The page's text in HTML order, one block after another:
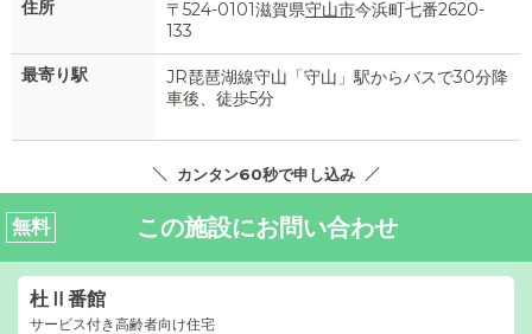
住所 〒524-0101滋賀県守山市今浜町七番2620-
133
最寄り駅
JR琵琶湖線守山「守山」駅からバスで30分降
車後、徒歩5分
カンタン60秒で申し込み
無料 この施設にお問い合わせ
杜Ⅱ番館
サービス付き高齢者向け住宅